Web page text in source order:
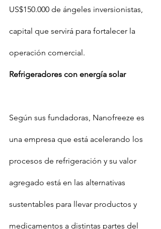
US$150.000 de ángeles inversionistas,
capital que servirá para fortalecer la
operación comercial.
Refrigeradores con energía solar
Según sus fundadoras, Nanofreeze es
una empresa que está acelerando los
procesos de refrigeración y su valor
agregado está en las alternativas
sustentables para llevar productos y
medicamentos a distintas partes del